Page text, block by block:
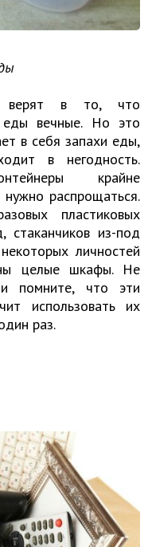
верят в то, что
еды вечные. Но это
в себя запахи еды,
в негодность.
крайне
распрощаться.
пластиковых
стаканчиков из-под
личностей
целые шкафы. Не
помните, что эти
использовать их
раз.